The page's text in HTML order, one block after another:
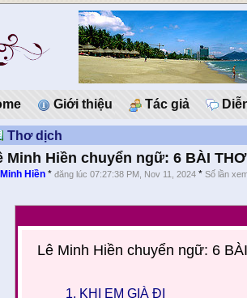
Giới thiệu Tác giả
Thơ dịch
Minh Hiền chuyển ngữ: 6 BÀI THƠ
Hiền *đăng lúc 07:27:38 PM, Nov 11, 2024 *Số lần
Lê Minh Hiền chuyển ngữ: 6
1, KHI EM GIÀ ĐI